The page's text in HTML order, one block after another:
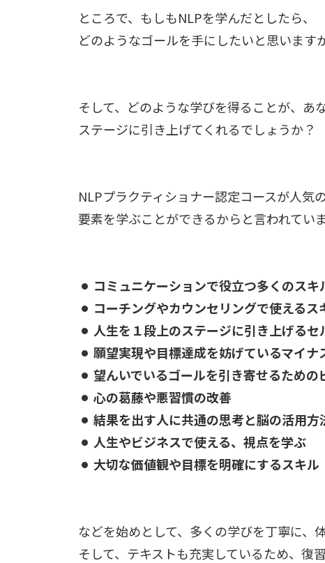
ところで、もしもNLPを学んだとしたら、
どのようなゴールを手にしたいと思います
そして、どのような学びを得ることが、あ
ステージに引き上げてくれるでしょうか？
NLPプラクティショナー認定コースが人気
要素を学ぶことができるからと言われていま
コミュニケーションで役立つ多くのスキ
コーチングやカウンセリングで使えるス
人生を１段上のステージに引き上げる
願望実現や目標達成を妨げているマイナ
望んいでいるゴールを引き寄せるための
心の葛藤や悪習慣の改善
結果を出す人に共通の思考と脳の活用方
人生やビジネスで使える、視点を学ぶ
大切な価値観や目標を明確にするスキル
などを始めとして、多くの学びを丁寧に、
そして、テキストも充実しているため、復